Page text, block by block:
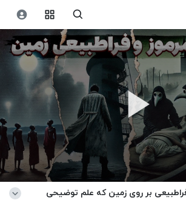
بر روی زمین که علم توضیحی